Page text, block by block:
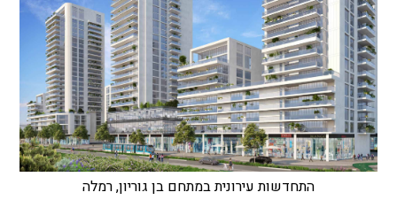
התחדשות עירונית במתחם בן גוריון, רמלה